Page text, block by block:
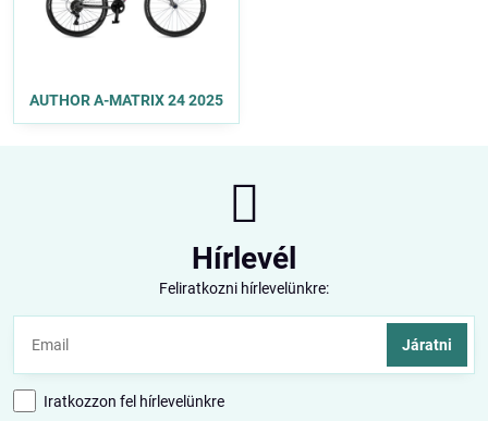
AUTHOR A-MATRIX 24 2025
Hírlevél
Feliratkozni hírlevelünkre:
Járatni
Iratkozzon fel hírlevelünkre